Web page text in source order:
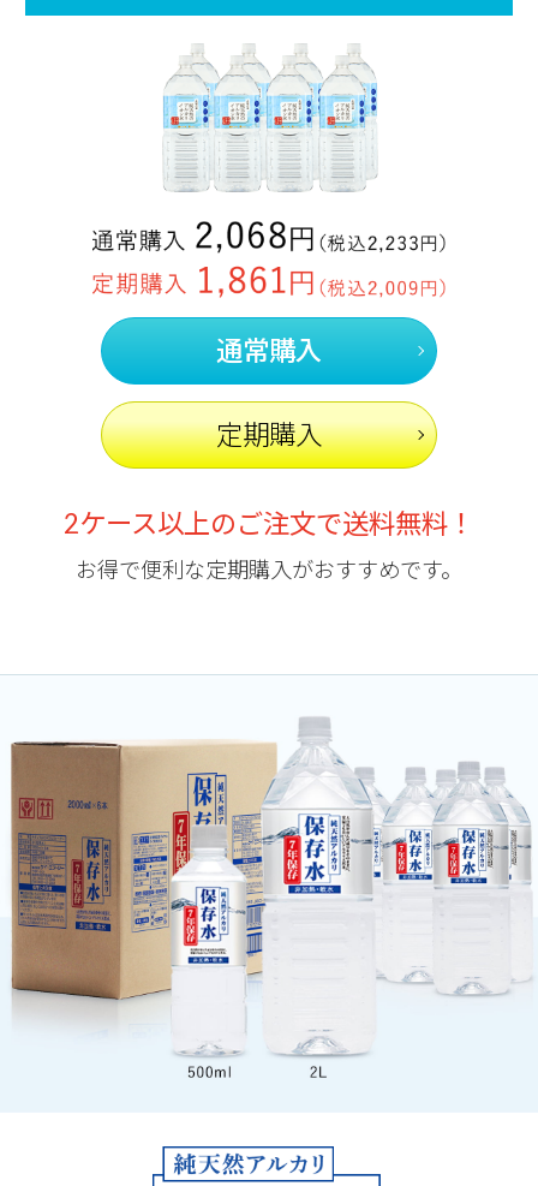
通常購入
定期購入
2ケース以上のご注文で送料無料！
お得で便利な定期購入がおすすめです。